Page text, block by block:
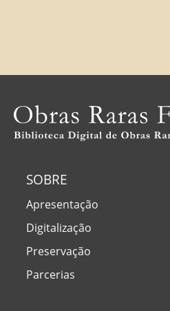
SOBRE
Apresentação
Digitalização
Preservação
Parcerias